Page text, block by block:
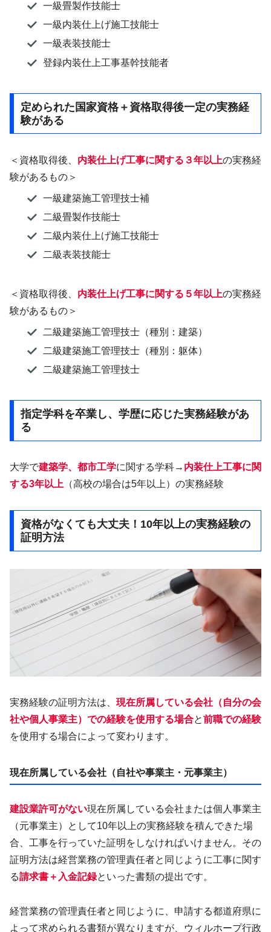
一級畳製作技能士
一級内装仕上げ施工技能士
一級表装技能士
登録内装仕上工事基幹技能者
定められた国家資格＋資格取得後一定の実務経
験がある
＜資格取得後、 内装仕上げ工事に関する３年以上の実務経
験があるもの＞
一級建築施工管理技士補
二級畳製作技能士
二級内装仕上げ施工技能士
二級表装技能士
＜資格取得後、 内装仕上げ工事に関する５年以上の実務経
験があるもの＞
二級建築施工管理技士（種別：建築）
二級建築施工管理技士（種別：躯体）
二級建築施工管理技士
指定学科を卒業し、学歴に応じた実務経験があ
る
大学で建築学、都市工学に関する学科→ 内装仕上工事に関
する3年以上 （高校の場合は5年以上）の実務経験
資格がなくても大丈夫！10年以上の実務経験の
証明方法
実務経験の証明方法は、 現在所属している会社（自分の会
社や個人事業主）での経験を使用する場合と前職での経験
を使用する場合によって変わります。
現在所属している会社（自社や事業主・元事業主）
建設業許可がない現在所属している会社または個人事業主
（元事業主）として10年以上の実務経験を積んできた場
合、工事を行っていた証明をしなければいけません。その
証明方法は経営業務の管理責任者と同じように工事に関す
る請求書＋入金記録といった書類の提出です。
経営業務の管理責任者と同じように、申請する都道府県に
よって求められる書類が異なりますが、ウィルホープ行政